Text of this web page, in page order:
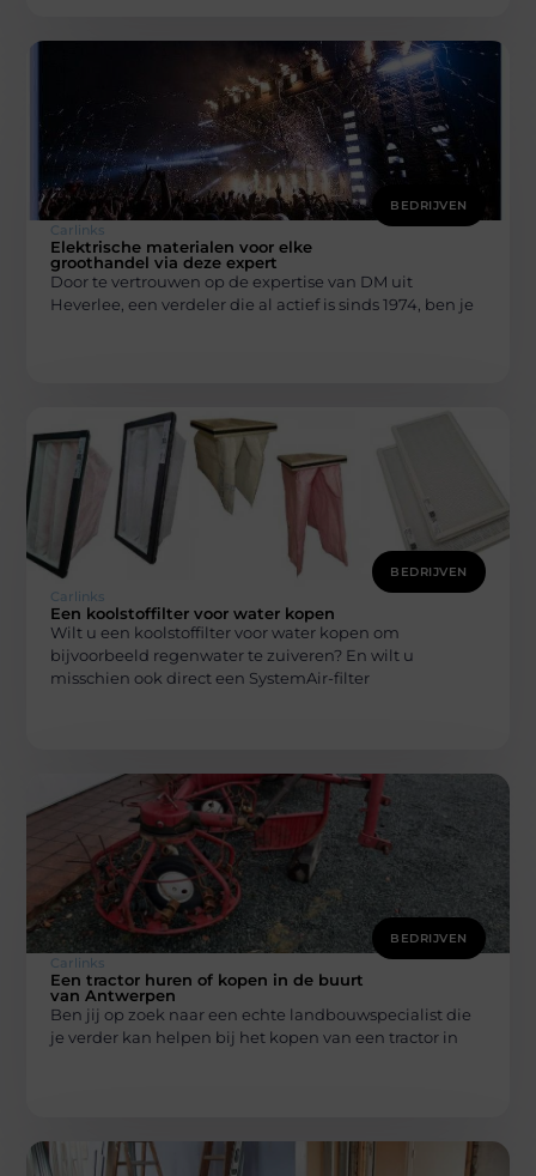
BEDRIJVEN
Carlinks
Elektrische materialen voor elke
groothandel via deze expert
Door te vertrouwen op de expertise van DM uit
Heverlee, een verdeler die al actief is sinds 1974, ben je
BEDRIJVEN
Carlinks
Een koolstoffilter voor water kopen
Wilt u een koolstoffilter voor water kopen om
bijvoorbeeld regenwater te zuiveren? En wilt u
misschien ook direct een SystemAir-filter
BEDRIJVEN
Carlinks
Een tractor huren of kopen in de buurt
van Antwerpen
Ben jij op zoek naar een echte landbouwspecialist die
je verder kan helpen bij het kopen van een tractor in